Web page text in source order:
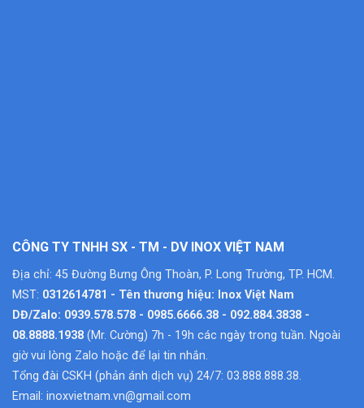
CÔNG TY TNHH SX - TM - DV INOX VIỆT NAM
Địa chỉ: 45 Đường Bưng Ông Thoàn, P. Long Trường, TP. HCM.
MST: 0312614781 - Tên thương hiệu: Inox Việt Nam
DĐ/Zalo: 0939.578.578 - 0985.6666.38 - 092.884.3838 -
08.8888.1938 (Mr. Cường) 7h - 19h các ngày trong tuần. Ngoài
giờ vui lòng Zalo hoặc để lại tin nhắn.
Tổng đài CSKH (phản ánh dịch vụ) 24/7: 03.888.888.38.
Email: inoxvietnam.vn@gmail.com